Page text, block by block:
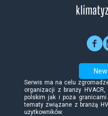
Serwis ma na celu
organizacji z branży
polskim jak i poza granicami
tematy związane z branżą
użytkowników.